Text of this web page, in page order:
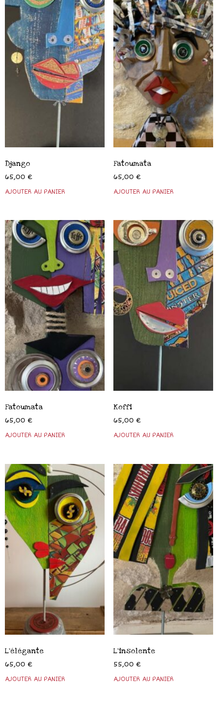
Django
65,00 €
Fatoumata
65,00 €
Fatoumata
65,00 €
Koffi
65,00 €
L’élégante
65,00 €
L’insolente
55,00 €